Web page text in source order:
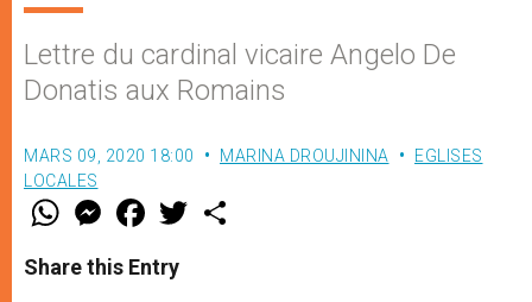
Lettre du cardinal vicaire Angelo De
Donatis aux Romains
MARS 09, 2020 18:00 MARINA DROUJININA
EGLISES
LOCALES
W
t
s
M
e
s
e
F
a
e
b
w
Share this Entry